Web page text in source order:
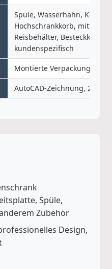
Spüle, Wasserhahn, Korb
Hochschrankkorb, mittlerer
Reisbehälter,
kundenspezifisch
Montierte Verpackung,
AutoCAD-Zeichnung, 2D- &
Spüle,
Zubehör
Design,